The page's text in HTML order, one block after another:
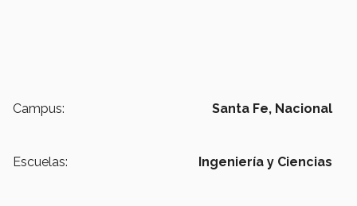
Campus: Santa Fe, Nacional
Escuelas: Ingeniería y Ciencias